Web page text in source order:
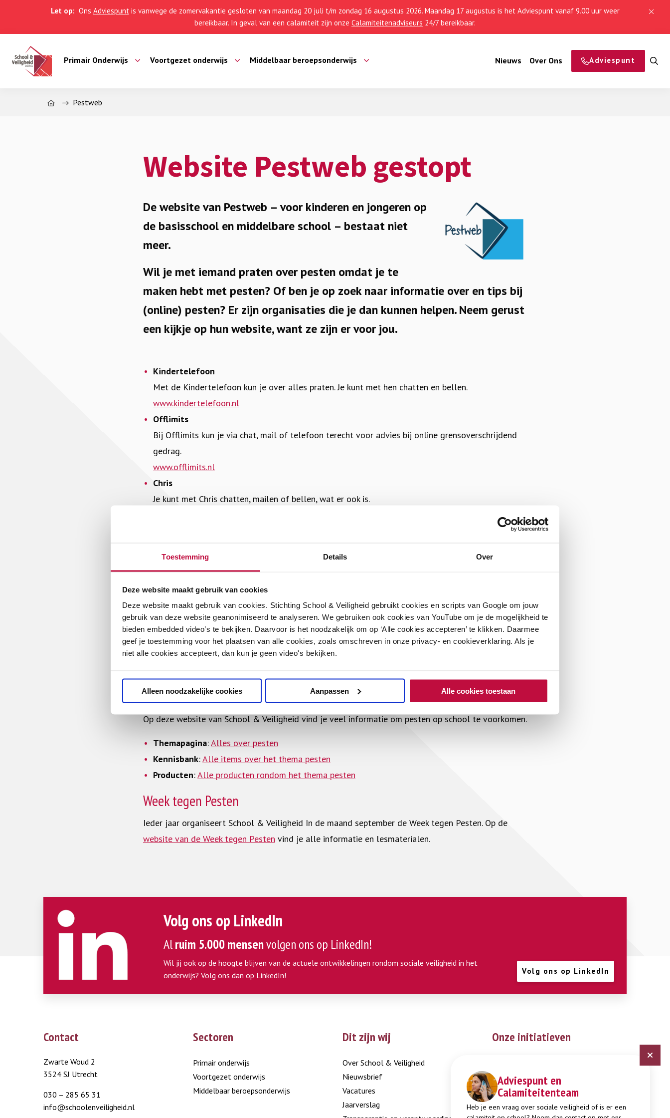
Toestemming Details Over
Deze website maakt gebruik van cookies
Deze website maakt gebruik van cookies. Stichting School & Veiligheid gebruikt cookies en scripts van Google om jouw
gebruik van deze website geanonimiseerd te analyseren. We gebruiken ook cookies van YouTube om je de mogelijkheid te
bieden embedded video’s te bekijken. Daarvoor is het noodzakelijk om op ‘Alle cookies accepteren’ te klikken. Daarmee
geef je toestemming voor het plaatsen van alle cookies, zoals omschreven in onze privacy- en cookieverklaring. Als je
niet alle cookies accepteert, dan kun je geen video's bekijken.
Alleen noodzakelijke cookies Aanpassen Alle cookies toestaan
Let op: Ons Adviespuntis vanwege de zomervakantie gesloten van maandag 20 juli t/m zondag 16 augustus 2026. Maandag 17 augustus is het Adviespunt vanaf 9.00 uur weer
bereikbaar. In geval van een calamiteit zijn onze Calamiteitenadviseurs 24/7 bereikbaar.
Primair Onderwijs Voortgezet onderwijs Middelbaar beroepsonderwijs Nieuws Over Ons Adviespunt
Home Pestweb
Adviespunt en
Calamiteitenteam
Heb je een vraag over sociale veiligheid of is er een
Website Pestweb gestopt
De website van Pestweb – voor kinderen en jongeren op
de basisschool en middelbare school – bestaat niet
meer.
Wil je met iemand praten over pesten omdat je te
maken hebt met pesten? Of ben je op zoek naar informatie over en tips bij
(online) pesten? Er zijn organisaties die je dan kunnen helpen. Neem gerust
een kijkje op hun website, want ze zijn er voor jou.
Kindertelefoon
Met de Kindertelefoon kun je over alles praten. Je kunt met hen chatten en bellen.
www.kindertelefoon.nl
Offlimits
Bij Offlimits kun je via chat, mail of telefoon terecht voor advies bij online grensoverschrijdend
gedrag.
www.offlimits.nl
Chris
Je kunt met Chris chatten, mailen of bellen, wat er ook is.
chatten of mailen.
113 zelfmoordpreventie
Stichting 113 Zelfmoordpreventie is de nationale organisatie voor preventie van suïcide. Je kunt
met hen chatten en bellen.
www.113.nl
Informatie over pesten voor onderwijsprofessionals
Op deze website van School & Veiligheid vind je veel informatie om pesten op school te voorkomen.
Themapagina:Alles over pesten
Kennisbank:Alle items over het thema pesten
Producten:Alle producten rondom het thema pesten
Week tegen Pesten
Ieder jaar organiseert School & Veiligheid In de maand september de Week tegen Pesten. Op de
website van de Week tegen Pesten vind je alle informatie en lesmaterialen.
Volg ons op LinkedIn
Alruim 5.000 mensenvolgen ons op LinkedIn!
Wil jij ook op de hoogte blijven van de actuele ontwikkelingen rondom sociale veiligheid in het
onderwijs? Volg ons dan op LinkedIn!
Volg ons op LinkedIn
Contact
Zwarte Woud 2
3524 SJ Utrecht
030 – 285 65 31
info@schoolenveiligheid.nl
Sectoren
Primair onderwijs
Voortgezet onderwijs
Middelbaar beroepsonderwijs
Dit zijn wij
Over School & Veiligheid
Nieuwsbrief
Vacatures
Jaarverslag
Onze initiatieven
Expertisepunt Burgerschap
Gendi
Week tegen Pesten